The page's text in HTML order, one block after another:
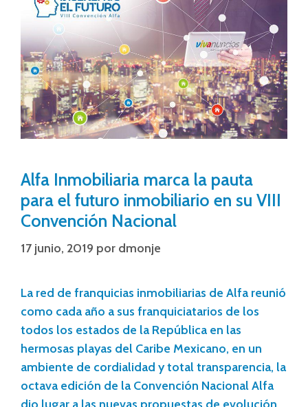
Alfa Inmobiliaria marca la pauta
para el futuro inmobiliario en su VIII
Convención Nacional
17 junio, 2019 por dmonje
La red de franquicias inmobiliarias de Alfa reunió
como cada año a sus franquiciatarios de los
todos los estados de la República en las
hermosas playas del Caribe Mexicano, en un
ambiente de cordialidad y total transparencia, la
octava edición de la Convención Nacional Alfa